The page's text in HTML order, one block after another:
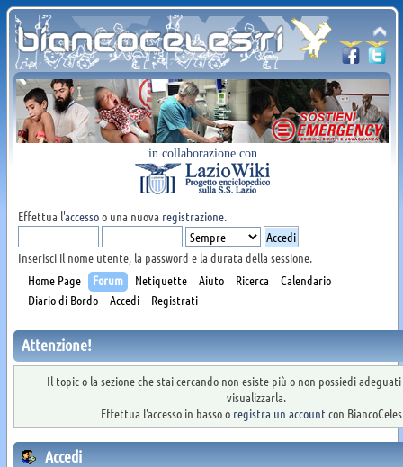
in collaborazione con
Effettua l'accessoo una nuova registrazione.
Inserisci il nome utente, la password e la durata della sessione.
Home Page
Forum Netiquette Aiuto Ricerca
Calendario
Diario di Bordo
Accedi Registrati
Attenzione!
Il topic o la sezione che stai cercando non esiste più o non possiedi
visualizzarla.
Effettua l'accesso in basso o registra un account con
Accedi